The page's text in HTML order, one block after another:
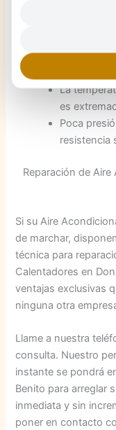
La
La
es
Poca
resistencia
Reparación de
Si su Aire
de marchar,
técnica para
Calentadores en
ventajas exclusivas
ninguna otra
Llame a nuestra
consulta. Nuestro
instante se pondrá
Benito para arreglar
inmediata y sin
poner en contacto